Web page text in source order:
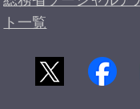
ト一覧